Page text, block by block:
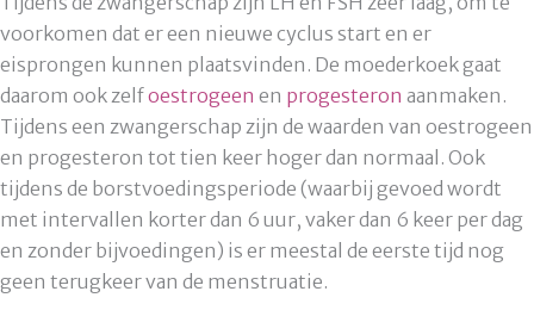
voorkomen dat er een nieuwe cyclus start en er
eisprongen kunnen plaatsvinden. De moederkoek gaat
daarom ook zelfoestrogeen en progesteron aanmaken.
Tijdens een zwangerschap zijn de waarden van oestrogeen
en progesteron tot tien keer hoger dan normaal. Ook
tijdens de borstvoedingsperiode (waarbij gevoed wordt
met intervallen korter dan 6 uur, vaker dan 6 keer per dag
en zonder bijvoedingen) is er meestal de eerste tijd nog
geen terugkeer van de menstruatie.